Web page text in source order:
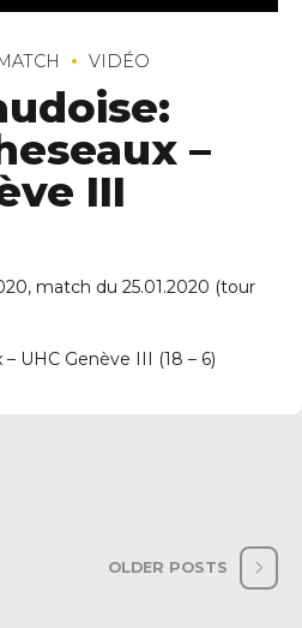
VIDÉO
–
III
match du 25.01.2020 (tour
UHC Genève III (18 – 6)
OLDER POSTS